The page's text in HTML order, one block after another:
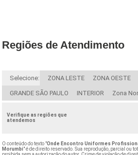
Regiões de Atendimento
Selecione: ZONA LESTE ZONA OESTE
GRANDE SÃO PAULO INTERIOR Zona
Verifique as regiões que
atendemos
O conteúdo do texto "Onde Encontro Uniformes
Morumbi" é de direito reservado. Sua reprodução, parcial ou